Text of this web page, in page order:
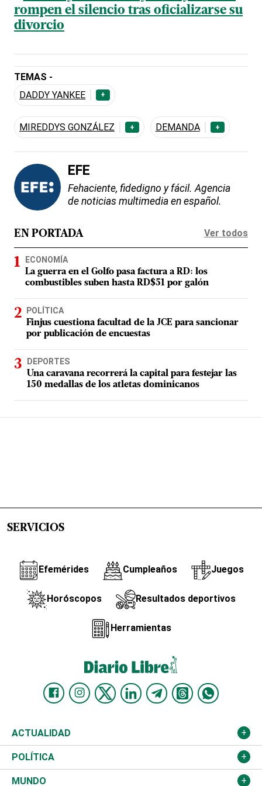
rompen el silencio tras oficializarse su
divorcio
TEMAS -
DADDY YANKEE
+
MIREDDYS GONZÁLEZ + DEMANDA +
EFE
Fehaciente, fidedigno y fácil. Agencia
de noticias multimedia en español.
EN PORTADA Ver todos
ECONOMÍA
La guerra en el Golfo pasa factura a RD: los
combustibles suben hasta RD$51 por galón
POLÍTICA
Finjus cuestiona facultad de la JCE para sancionar
por publicación de encuestas
DEPORTES
Una caravana recorrerá la capital para festejar las
150 medallas de los atletas dominicanos
SERVICIOS
Efemérides Cumpleaños Juegos
Horóscopos Resultados deportivos
Herramientas
ACTUALIDAD
Nacional
Ciudad
POLÍTICA
Partidos
MUNDO